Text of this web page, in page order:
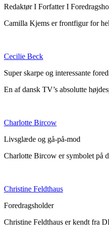
Redaktør I Forfatter I
Camilla Kjems er frontfigur for
Cecilie Beck
Super skarpe og interessante
En af dansk TV’s absolutte
Charlotte Bircow
Livsglæde og gå-på-mod
Charlotte Bircow er symbolet på
Christine Feldthaus
Foredragsholder
Christine Feldthaus er kendt fra